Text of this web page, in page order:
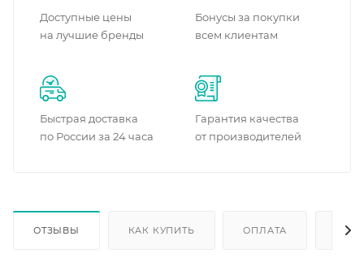
Доступные цены
на лучшие бренды
Бонусы за покупки
всем клиентам
Быстрая доставка
по России за 24 часа
Гарантия качества
от производителей
ОТЗЫВЫ КАК КУПИТЬ ОПЛАТА